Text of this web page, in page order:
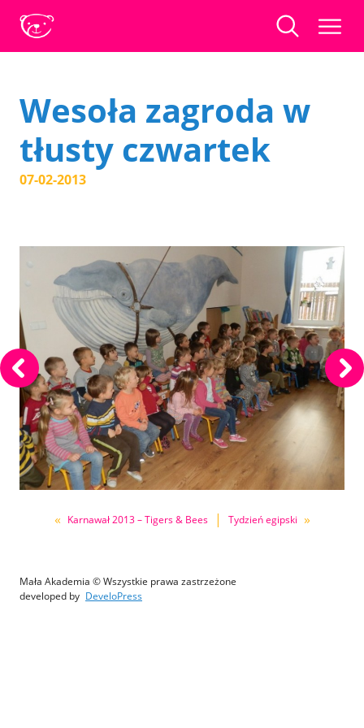
Wesoła zagroda w
tłusty czwartek
07-02-2013
« Karnawał 2013 – Tigers & Bees | Tydzień egipski »
Mała Akademia © Wszystkie prawa zastrzeżone
developed by DeveloPress